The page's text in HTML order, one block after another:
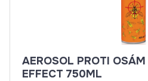
AEROSOL PROTI
EFFECT 750ML